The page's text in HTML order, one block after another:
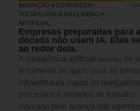
INOVAÇÃO & ESTRATÉGIA
TECNOLOGIA & INTELIGENCIA
ARTIFICIAL
7
Empresas preparadas para
década não usam IA. Elas
ao redor dela.
A inteligência artificial deixou de
ferramenta de apoio para se
infraestrutura capaz de
processos e modelos de trabalho.
marcado pelo avanço dos